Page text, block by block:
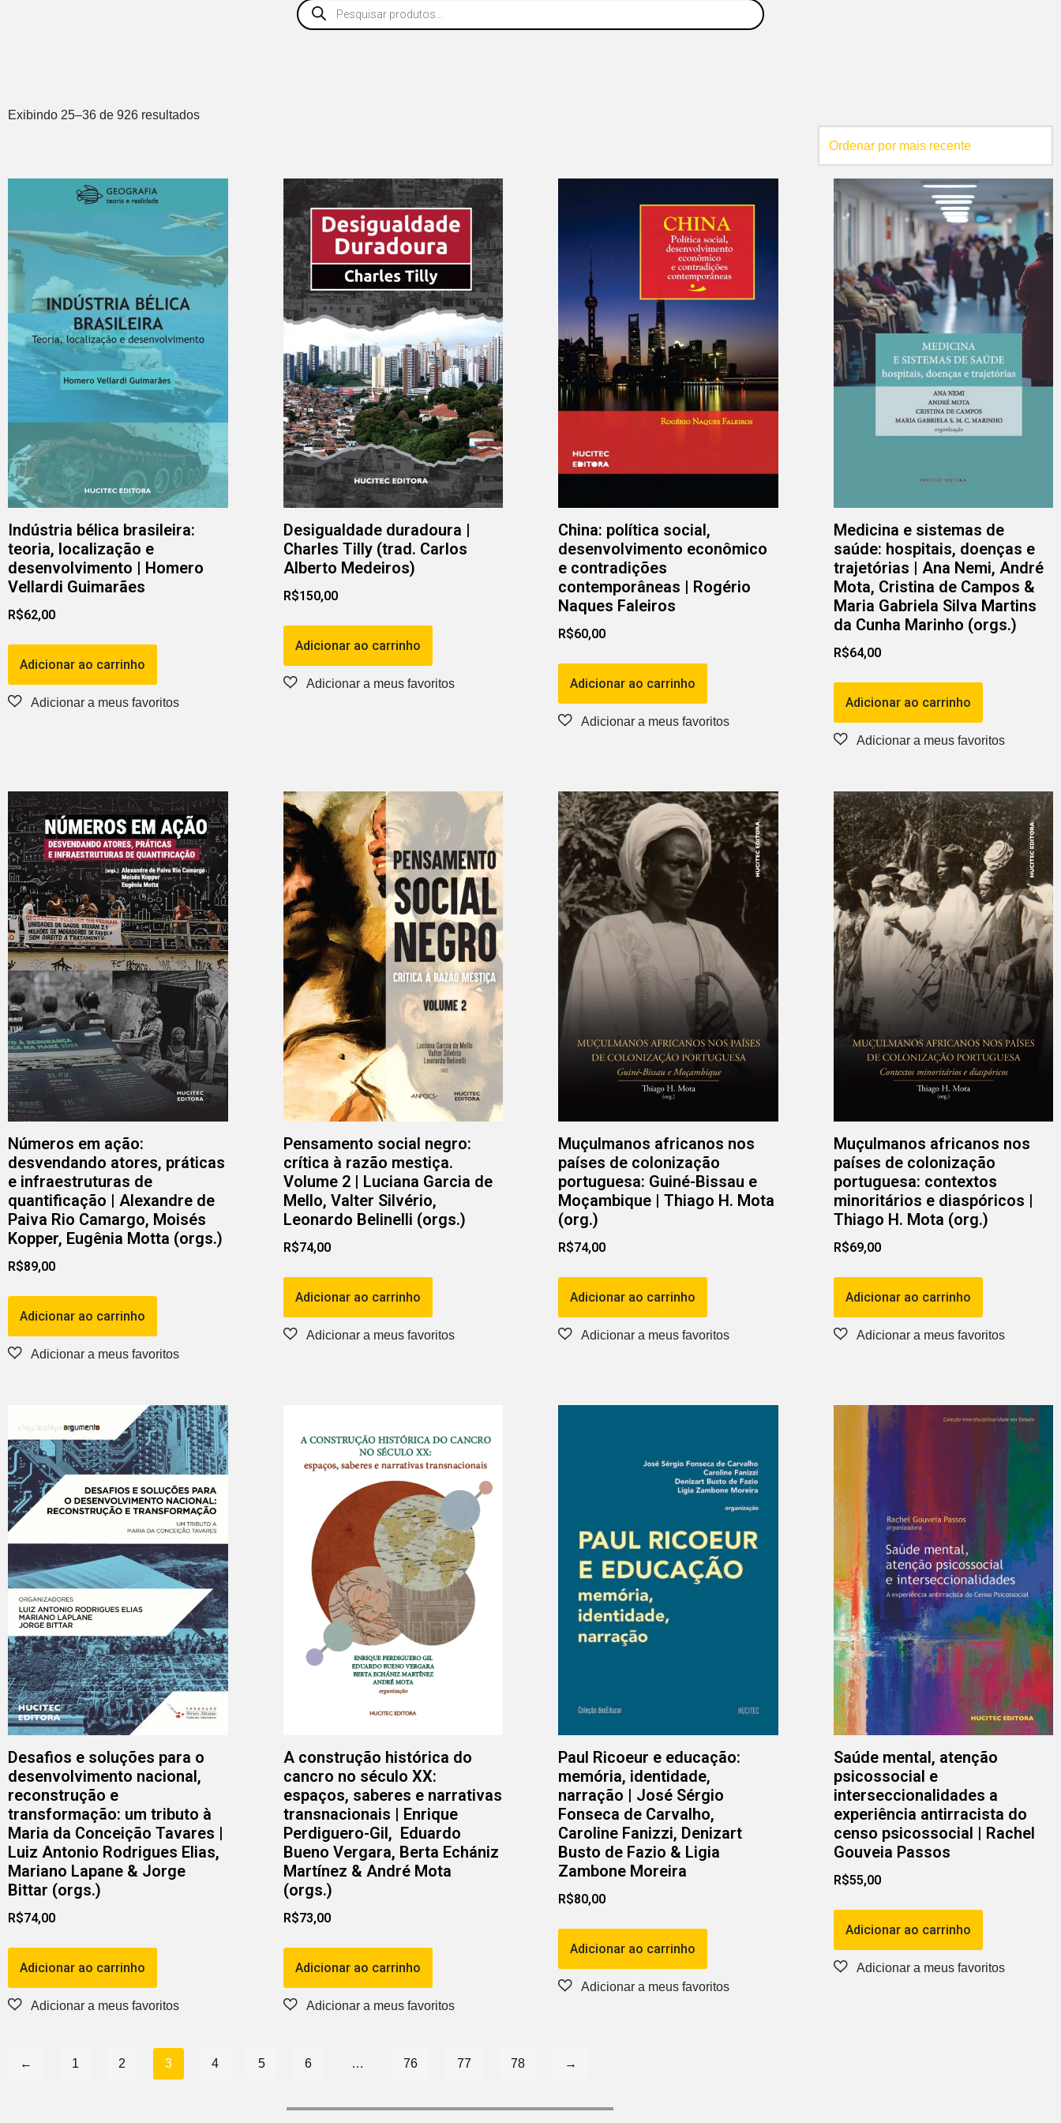
Exibindo 25–36 de 926 resultados
Indústria bélica brasileira:
teoria, localização e
desenvolvimento | Homero
Vellardi Guimarães
R$62,00
Adicionar ao carrinho
Desigualdade duradoura |
Charles Tilly (trad. Carlos
Alberto Medeiros)
R$150,00
Adicionar ao carrinho
China: política social,
desenvolvimento econômico
e contradições
contemporâneas | Rogério
Naques Faleiros
R$60,00
Adicionar ao carrinho
Medicina e sistemas de
saúde: hospitais, doenças e
trajetórias | Ana Nemi, André
Mota, Cristina de Campos &
Maria Gabriela Silva Martins
da Cunha Marinho (orgs.)
R$64,00
Adicionar ao carrinho
Números em ação:
desvendando atores, práticas
e infraestruturas de
quantificação | Alexandre de
Paiva Rio Camargo, Moisés
Kopper, Eugênia Motta (orgs.)
R$89,00
Adicionar ao carrinho
Pensamento social negro:
crítica à razão mestiça.
Volume 2 | Luciana Garcia de
Mello, Valter Silvério,
Leonardo Belinelli (orgs.)
R$74,00
Adicionar ao carrinho
Muçulmanos africanos nos
países de colonização
portuguesa: Guiné-Bissau e
Moçambique | Thiago H. Mota
(org.)
R$74,00
Adicionar ao carrinho
Muçulmanos africanos nos
países de colonização
portuguesa: contextos
minoritários e diaspóricos |
Thiago H. Mota (org.)
R$69,00
Adicionar ao carrinho
Desafios e soluções para o
desenvolvimento nacional,
reconstrução e
transformação: um tributo à
Maria da Conceição Tavares |
Luiz Antonio Rodrigues Elias,
Mariano Lapane & Jorge
Bittar (orgs.)
R$74,00
Adicionar ao carrinho
A construção histórica do
cancro no século XX:
espaços, saberes e narrativas
transnacionais | Enrique
Perdiguero-Gil, Eduardo
Bueno Vergara, Berta Echániz
Martínez & André Mota
(orgs.)
R$73,00
Adicionar ao carrinho
Paul Ricoeur e educação:
memória, identidade,
narração | José Sérgio
Fonseca de Carvalho,
Caroline Fanizzi, Denizart
Busto de Fazio & Ligia
Zambone Moreira
R$80,00
Adicionar ao carrinho
Saúde mental, atenção
psicossocial e
interseccionalidades a
experiência antirracista do
censo psicossocial | Rachel
Gouveia Passos
R$55,00
Adicionar ao carrinho
← 1 2 3 4 5 6 … 76 77 78 →